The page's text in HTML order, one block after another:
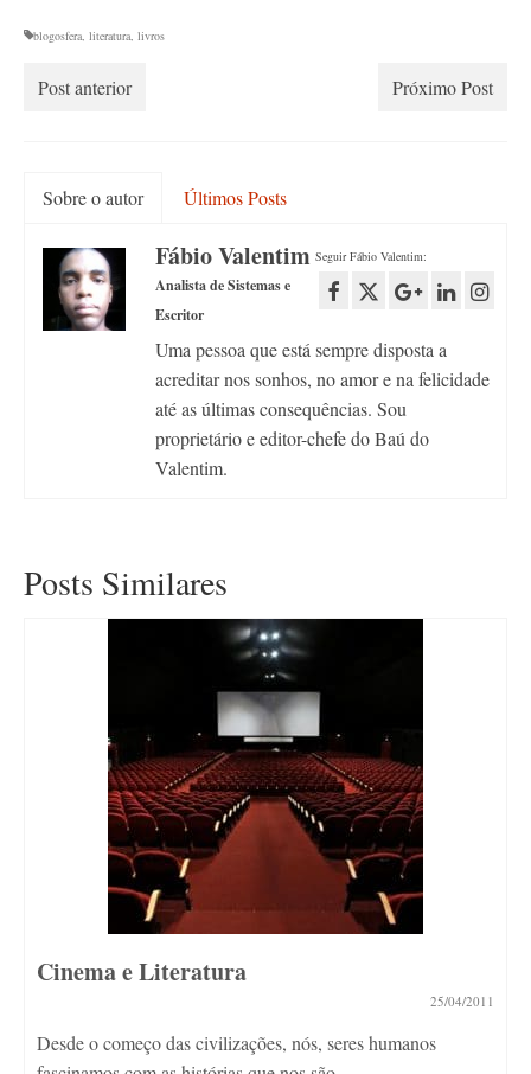
blogosfera, literatura, livros
Post anterior Próximo Post
Sobre o autor Últimos Posts
Seguir Fábio Valentim:
Fábio Valentim
Analista de Sistemas e
Escritor
Uma pessoa que está sempre disposta a
acreditar nos sonhos, no amor e na felicidade
até as últimas consequências. Sou
proprietário e editor-chefe do Baú do
Valentim.
Posts Similares
Cinema e Literatura
25/04/2011
Desde o começo das civilizações, nós, seres humanos